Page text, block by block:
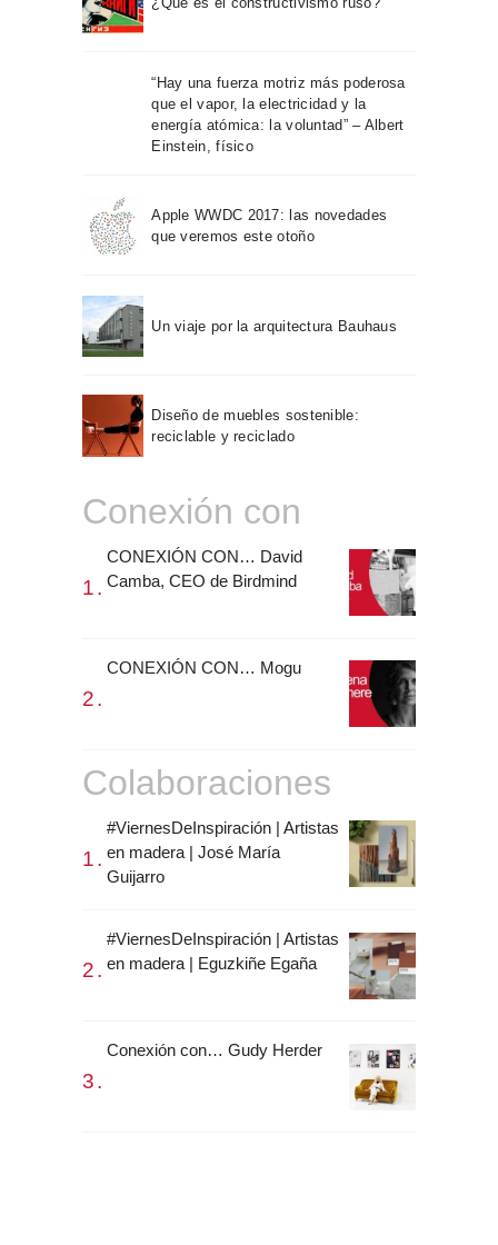
“Hay una fuerza motriz más poderosa
que el vapor, la electricidad y la
energía atómica: la voluntad” – Albert
Einstein, físico
Apple WWDC 2017: las novedades
que veremos este otoño
Un viaje por la arquitectura Bauhaus
Diseño de muebles sostenible:
reciclable y reciclado
Conexión con
CONEXIÓN CON… David
Camba, CEO de Birdmind
CONEXIÓN CON… Mogu
Colaboraciones
#ViernesDeInspiración | Artistas
en madera | José María
Guijarro
#ViernesDeInspiración | Artistas
en madera | Eguzkiñe Egaña
Conexión con… Gudy Herder